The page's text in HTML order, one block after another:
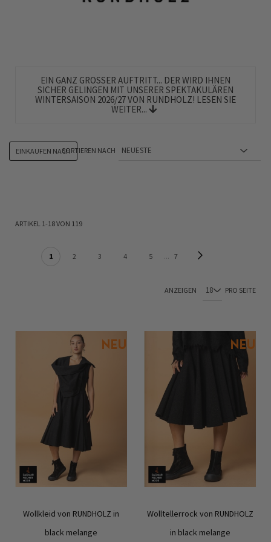
EIN GANZ GROSSER AUFTRITT... DER WIRD IHNEN S
ICHER GELINGEN MIT UNSERER SPEKTAKULÄREN W
INTERSAISON 2026/27 VON RUNDHOLZ! LESEN SIE W
EITER...
ARTIKEL 1-18VON 119
SORTIEREN NACH
Sie lesen gerade Seite
1 Seite
2 Seite
3 4 5 Seite
7
ANZEIGEN PRO SEITE
Wollkleid von RUNDHOLZ in
black melange
Wolltellerrock von RUNDHOLZ
in black melange
EINKAUFEN NACH